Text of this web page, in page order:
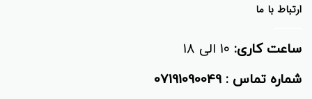
ارتباط با ما
ساعت کاری:
شماره تماس :